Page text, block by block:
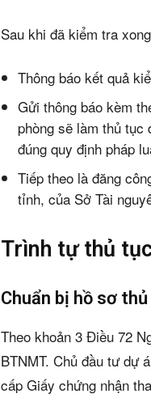
Sau khi đã kiểm tra
Thông báo kết quả
Gửi thông báo kèm
phòng sẽ làm thủ
đúng quy định pháp
Tiếp theo là đăng
tỉnh, của Sở Tài
Trình tự thủ
Chuẩn bị hồ sơ
Theo khoản 3 Điều 72
BTNMT. Chủ đầu tư dự
cấp Giấy chứng nhận